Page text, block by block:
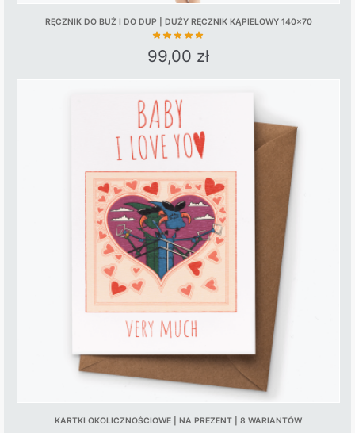
RĘCZNIK DO BUŹ I DO DUP | DUŻY RĘCZNIK KĄPIELOWY 140×70
99,00 zł
KARTKI OKOLICZNOŚCIOWE | NA PREZENT | 8 WARIANTÓW